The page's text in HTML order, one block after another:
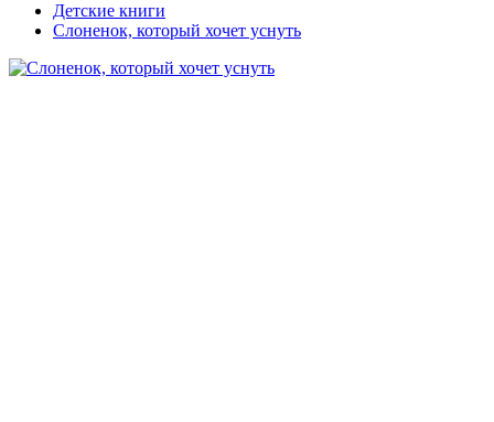
Детские книги
Слоненок, который хочет уснуть